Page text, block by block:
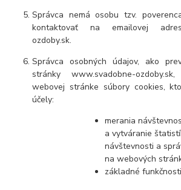
Správca nemá osobu tzv.
kontaktovať na emailovej
ozdoby.sk.
Správca osobných údajov, ako
stránky www.svadobne-
webovej stránke súbory cookies,
účely:
merania
a vytváranie
návštevnosti a
na webových
základné